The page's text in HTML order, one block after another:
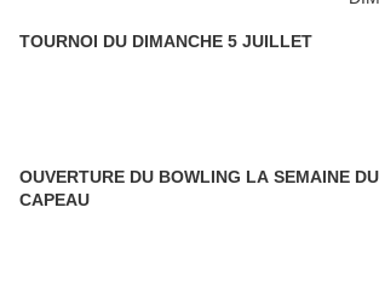
TOURNOI DU DIMANCHE 5 JUILLET
OUVERTURE DU BOWLING LA SEMAINE
CAPEAU